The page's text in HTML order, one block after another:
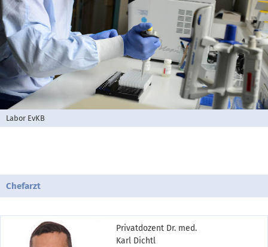
Labor EvKB
Chefarzt
Privatdozent Dr. med.
Karl Dichtl